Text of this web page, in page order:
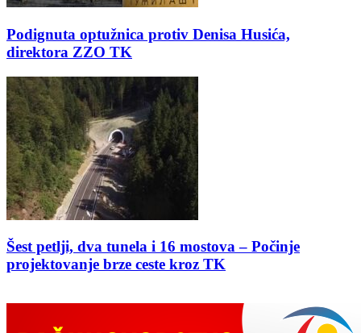
Podignuta optužnica protiv Denisa Husića,
direktora ZZO TK
Šest petlji, dva tunela i 16 mostova – Počinje
projektovanje brze ceste kroz TK